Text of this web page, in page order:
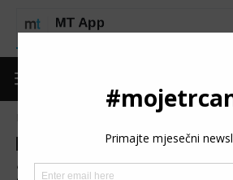
Promo
2. KONJIČKI